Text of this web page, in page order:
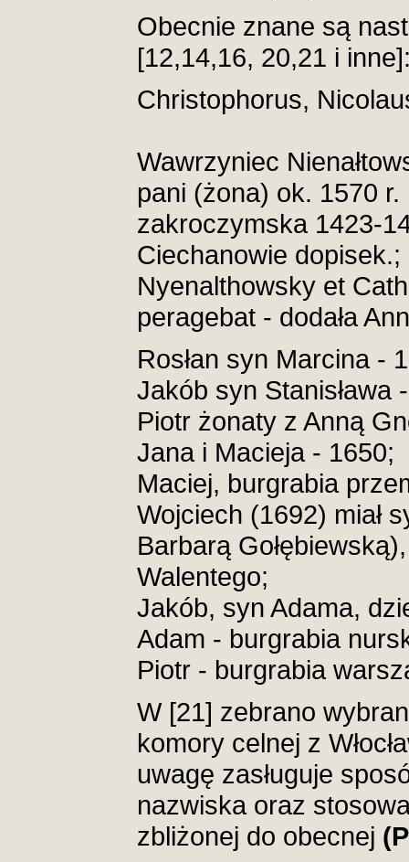
Obecnie znane są
[12,14,16, 20,21 i
Christophorus,
Wawrzyniec
pani (żona) ok. 1570
zakroczymska 1423-
Ciechanowie
Nyenalthowsky et
peragebat - dodała
Rosłan syn Marcina -
Jakób syn Stanisława
Piotr żonaty z Anną
Jana i Macieja - 1650;
Maciej, burgrabia
Wojciech (1692) miał
Barbarą
Walentego;
Jakób, syn Adama,
Adam - burgrabia
Piotr - burgrabia
W [21] zebrano
komory celnej z
uwagę zasługuje
nazwiska oraz
zbliżonej do obecnej